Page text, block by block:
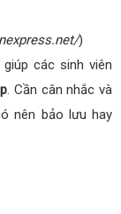
)
các sinh viên
. Cần cân nhắc và
nên bảo lưu hay